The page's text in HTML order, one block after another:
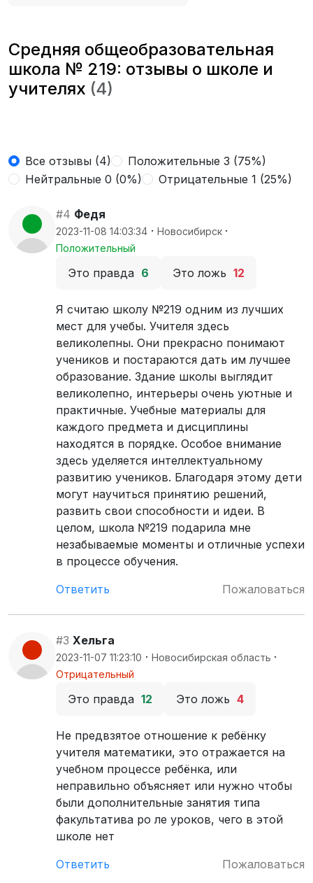
Средняя общеобразовательная
школа № 219: отзывы о школе и
учителях (4)
Все отзывы (4)
Положительные 3 (75%)
Нейтральные 0 (0%)
Отрицательные 1 (25%)
#4 Федя
2023-11-08 14:03:34 · Новосибирск ·
Положительный
Это правда 6 Это ложь 12
Я считаю школу №219 одним из лучших
мест для учебы. Учителя здесь
великолепны. Они прекрасно понимают
учеников и постараются дать им лучшее
образование. Здание школы выглядит
великолепно, интерьеры очень уютные и
практичные. Учебные материалы для
каждого предмета и дисциплины
находятся в порядке. Особое внимание
здесь уделяется интеллектуальному
развитию учеников. Благодаря этому дети
могут научиться принятию решений,
развить свои способности и идеи. В
целом, школа №219 подарила мне
незабываемые моменты и отличные успехи
в процессе обучения.
Ответить
Пожаловаться
#3 Хельга
2023-11-07 11:23:10 · Новосибирская область ·
Отрицательный
Это правда 12 Это ложь 4
Не предвзятое отношение к ребёнку
учителя математики, это отражается на
учебном процессе ребёнка, или
неправильно объясняет или нужно чтобы
были дополнительные занятия типа
факультатива ро ле уроков, чего в этой
школе нет
Ответить
Пожаловаться